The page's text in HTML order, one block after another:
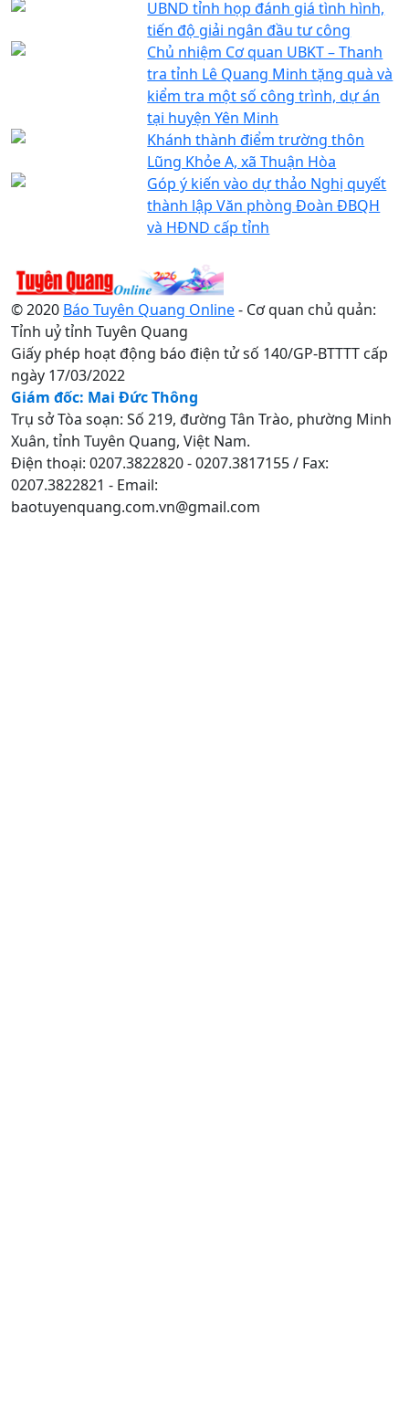
UBND tỉnh họp đánh giá tình hình,
tiến độ giải ngân đầu tư công
Chủ nhiệm Cơ quan UBKT – Thanh
tra tỉnh Lê Quang Minh tặng quà và
kiểm tra một số công trình, dự án
tại huyện Yên Minh
Khánh thành điểm trường thôn
Lũng Khỏe A, xã Thuận Hòa
Góp ý kiến vào dự thảo Nghị quyết
thành lập Văn phòng Đoàn ĐBQH
và HĐND cấp tỉnh
© 2020 Báo Tuyên Quang Online- Cơ quan chủ quản:
Tỉnh uỷ tỉnh Tuyên Quang
Giấy phép hoạt động báo điện tử số 140/GP-BTTTT cấp
ngày 17/03/2022
Giám đốc: Mai Đức Thông
Trụ sở Tòa soạn: Số 219, đường Tân Trào, phường Minh
Xuân, tỉnh Tuyên Quang, Việt Nam.
Điện thoại: 0207.3822820 - 0207.3817155 / Fax:
0207.3822821 - Email:
baotuyenquang.com.vn@gmail.com